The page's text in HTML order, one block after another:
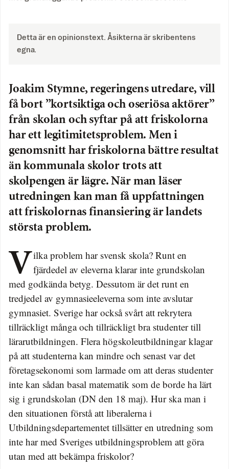
Detta är en opinionstext. Åsikterna är skribentens
egna.
Joakim Stymne, regeringens utredare, vill
få bort ”kortsiktiga och oseriösa aktörer”
från skolan och syftar på att friskolorna
har ett legitimitetsproblem. Men i
genomsnitt har friskolorna bättre resultat
än kommunala skolor trots att
skolpengen är lägre. När man läser
utredningen kan man få uppfattningen
att friskolornas finansiering är landets
största problem.
Vilka problem har svensk skola? Runt en fjärdedel av eleverna klarar inte grundskolan
med godkända betyg. Dessutom är det runt en
tredjedel av gymnasieeleverna som inte avslutar
gymnasiet. Sverige har också svårt att rekrytera
tillräckligt många och tillräckligt bra studenter till
lärarutbildningen. Flera högskoleutbildningar klagar
på att studenterna kan mindre och senast var det
företagsekonomi som larmade om att deras studenter
inte kan sådan basal matematik som de borde ha lärt
sig i grundskolan (DN den 18 maj). Hur ska man i
den situationen förstå att liberalerna i
Utbildningsdepartementet tillsätter en utredning som
inte har med Sveriges utbildningsproblem att göra
utan med att bekämpa friskolor?